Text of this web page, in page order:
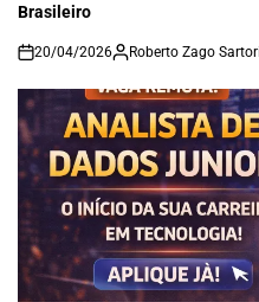
Brasileiro
on
20/04/2026 Roberto Zago Sartori